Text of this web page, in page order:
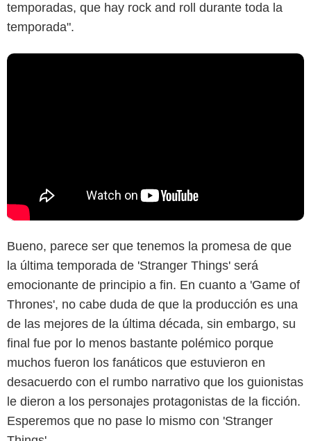
temporadas, que hay rock and roll durante toda la
temporada".
Bueno, parece ser que tenemos la promesa de que
la última temporada de 'Stranger Things' será
emocionante de principio a fin. En cuanto a 'Game of
Thrones', no cabe duda de que la producción es una
de las mejores de la última década, sin embargo, su
final fue por lo menos bastante polémico porque
muchos fueron los fanáticos que estuvieron en
desacuerdo con el rumbo narrativo que los guionistas
le dieron a los personajes protagonistas de la ficción.
Esperemos que no pase lo mismo con 'Stranger